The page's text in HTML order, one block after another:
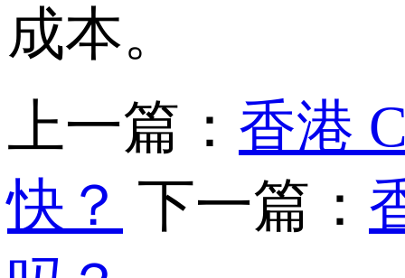
成本。
上一篇： 香港
快？ 下一篇：